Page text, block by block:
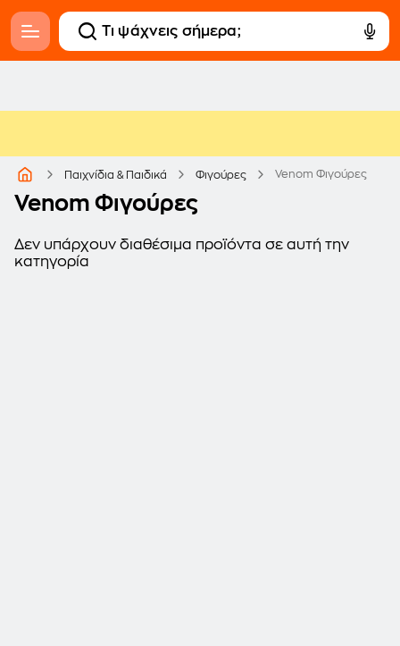
Παιχνίδια & Παιδικά Φιγούρες Venom Φιγούρες
Venom Φιγούρες
Δεν υπάρχουν διαθέσιμα προϊόντα σε αυτή την
κατηγορία